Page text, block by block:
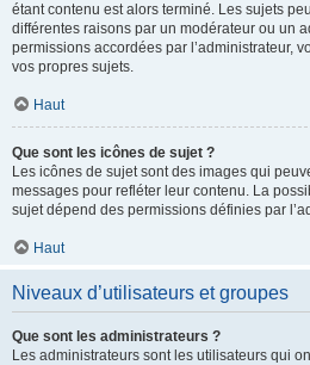
étant contenu est alors terminé. Les sujets
différentes raisons par un modérateur ou un
permissions accordées par l’administrateur,
vos propres sujets.
Haut
Que sont les icônes de sujet ?
Les icônes de sujet sont des images qui
messages pour refléter leur contenu. La
sujet dépend des permissions définies par
Haut
Niveaux d’utilisateurs et groupes
Que sont les administrateurs ?
Les administrateurs sont les utilisateurs qui